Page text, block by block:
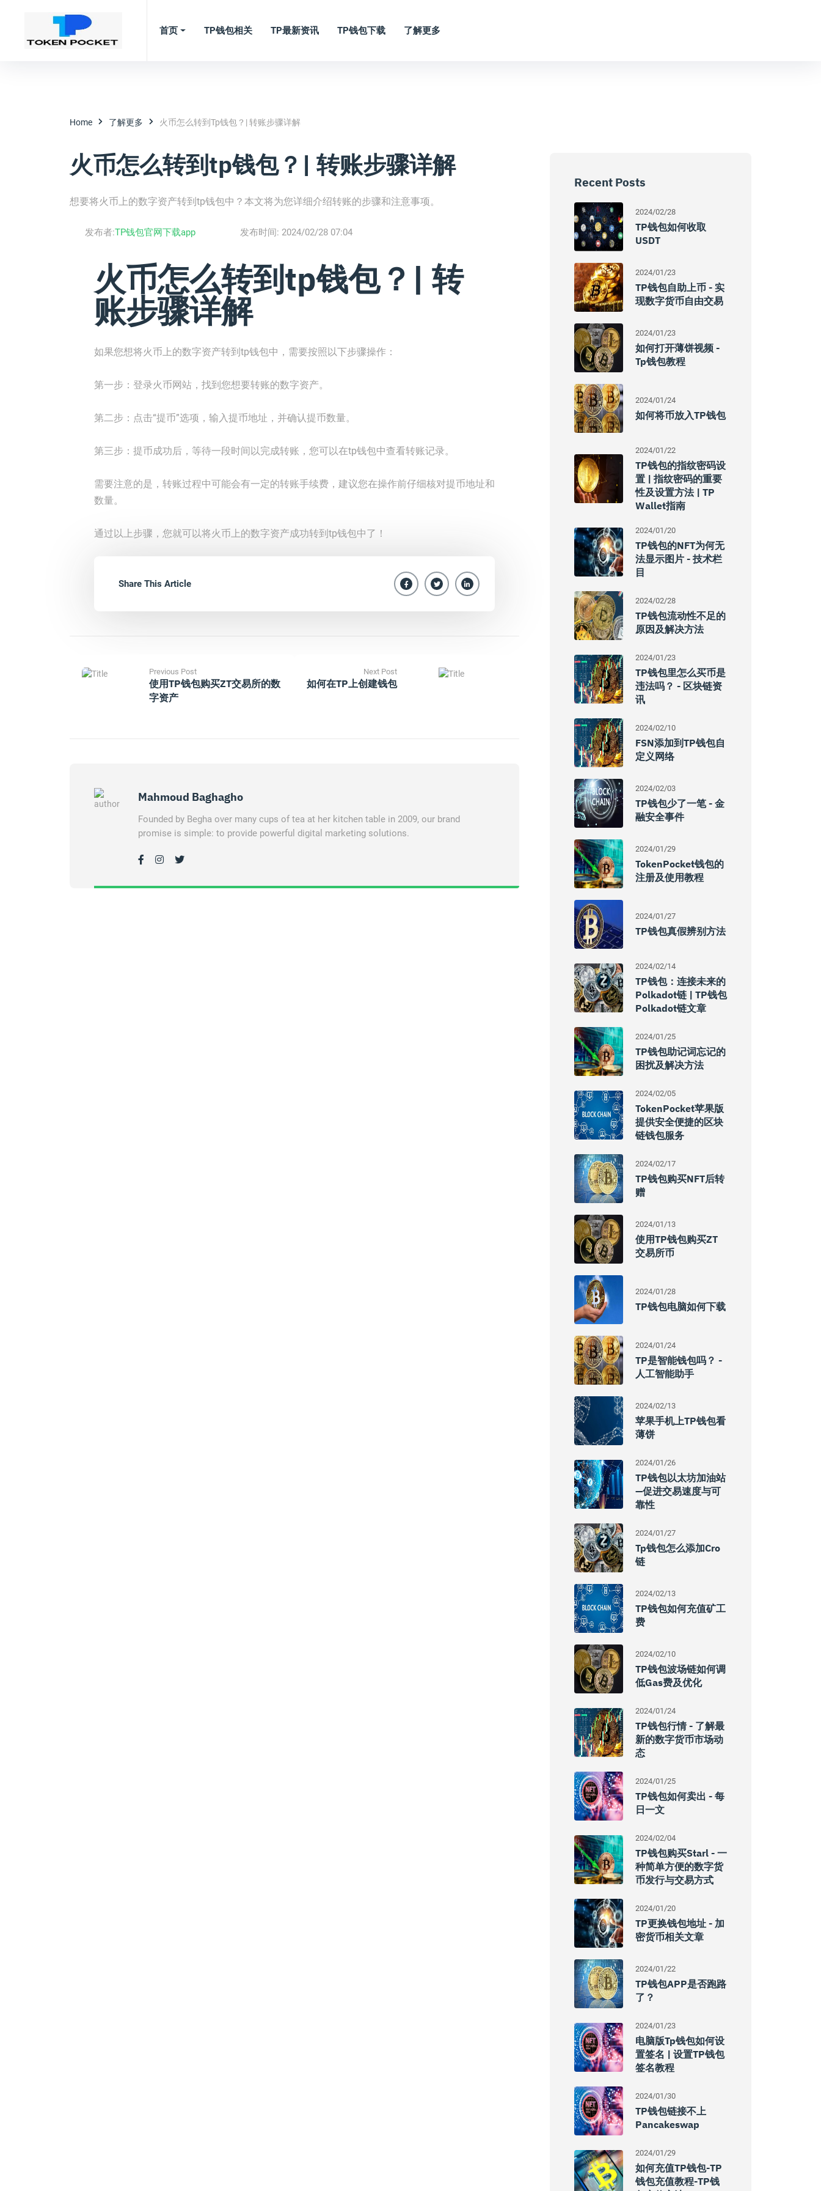
首页 TP钱包相关 TP最新资讯 TP钱包下载 了解更多
Home 了解更多 火币怎么转到tp钱包？| 转账步骤详解
火币怎么转到tp钱包？| 转账步骤详解
想要将火币上的数字资产转到tp钱包中？本文将为您详细介绍转账的步骤和注意事项。
发布者:TP钱包官网下载app 发布时间: 2024/02/28 07:04
火币怎么转到tp钱包？| 转
账步骤详解
如果您想将火币上的数字资产转到tp钱包中，需要按照以下步骤操作：
第一步：登录火币网站，找到您想要转账的数字资产。
第二步：点击“提币”选项，输入提币地址，并确认提币数量。
第三步：提币成功后，等待一段时间以完成转账，您可以在tp钱包中查看转账记录。
需要注意的是，转账过程中可能会有一定的转账手续费，建议您在操作前仔细核对提币地址和
数量。
通过以上步骤，您就可以将火币上的数字资产成功转到tp钱包中了！
Share This Article
Previous Post
使用TP钱包购买ZT交易所的数
字资产
Next Post
如何在TP上创建钱包
Mahmoud Baghagho
Founded by Begha over many cups of tea at her kitchen table in 2009, our brand
promise is simple: to provide powerful digital marketing solutions.
Recent Posts
2024/02/28
TP钱包如何收取
USDT
2024/01/23
TP钱包自助上币 - 实
现数字货币自由交易
2024/01/23
如何打开薄饼视频 -
Tp钱包教程
2024/01/24
如何将币放入TP钱包
2024/01/22
TP钱包的指纹密码设
置 | 指纹密码的重要
性及设置方法 | TP
Wallet指南
2024/01/20
TP钱包的NFT为何无
法显示图片 - 技术栏
目
2024/02/28
TP钱包流动性不足的
原因及解决方法
2024/01/23
TP钱包里怎么买币是
违法吗？ - 区块链资
讯
2024/02/10
FSN添加到TP钱包自
定义网络
2024/02/03
TP钱包少了一笔 - 金
融安全事件
2024/01/29
TokenPocket钱包的
注册及使用教程
2024/01/27
TP钱包真假辨别方法
2024/02/14
TP钱包：连接未来的
Polkadot链 | TP钱包
Polkadot链文章
2024/01/25
TP钱包助记词忘记的
困扰及解决方法
2024/02/05
TokenPocket苹果版
提供安全便捷的区块
链钱包服务
2024/02/17
TP钱包购买NFT后转
赠
2024/01/13
使用TP钱包购买ZT
交易所币
2024/01/28
TP钱包电脑如何下载
2024/01/24
TP是智能钱包吗？ -
人工智能助手
2024/02/13
苹果手机上TP钱包看
薄饼
2024/01/26
TP钱包以太坊加油站
—促进交易速度与可
靠性
2024/01/27
Tp钱包怎么添加cro
链
2024/02/13
TP钱包如何充值矿工
费
2024/02/10
TP钱包波场链如何调
低gas费及优化
2024/01/24
TP钱包行情 - 了解最
新的数字货币市场动
态
2024/01/25
TP钱包如何卖出 - 每
日一文
2024/02/04
TP钱包购买Starl - 一
种简单方便的数字货
币发行与交易方式
2024/01/20
TP更换钱包地址 - 加
密货币相关文章
2024/01/22
TP钱包APP是否跑路
了？
2024/01/23
电脑版tp钱包如何设
置签名 | 设置TP钱包
签名教程
2024/01/30
TP钱包链接不上
Pancakeswap
2024/01/29
如何充值TP钱包-TP
钱包充值教程-TP钱